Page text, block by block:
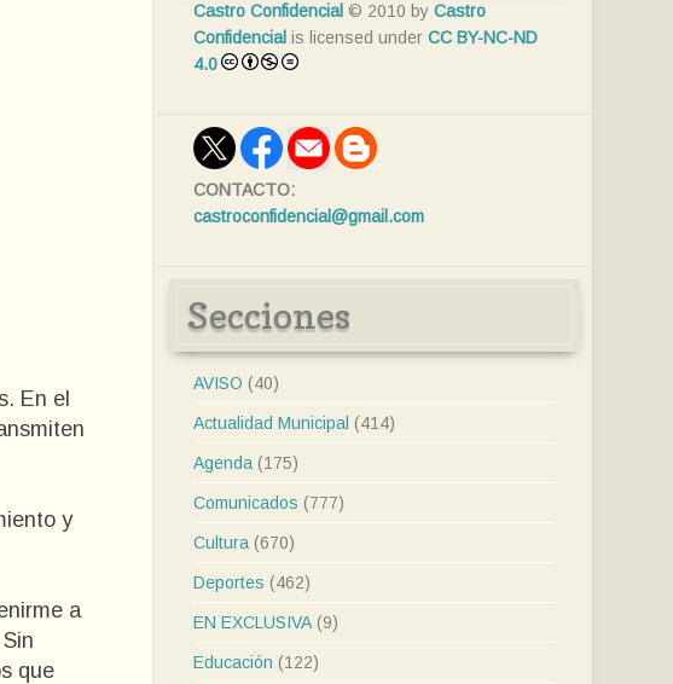
En el
y
a
que
Castro Confidencial © 2010 by Castro
Confidencial is licensed under CC BY-NC-ND
4.0
CONTACTO:
castroconfidencial@gmail.com
Secciones
AVISO (40)
Actualidad Municipal (414)
Agenda (175)
Comunicados (777)
Cultura (670)
Deportes (462)
EN EXCLUSIVA (9)
Educación (122)